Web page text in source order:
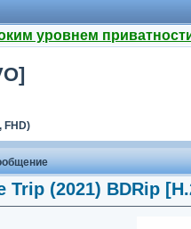
уровнем
(2021) BDRip